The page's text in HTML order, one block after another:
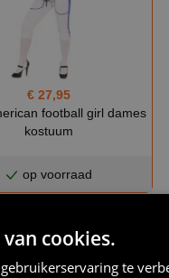
€ 27,95
football girl dames
kostuum
op voorraad
volwassenen -
cookies.
te